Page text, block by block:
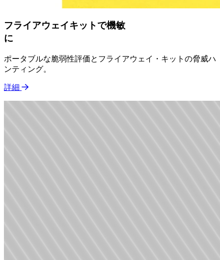
フライアウェイキットで機敏
に
ポータブルな脆弱性評価とフライアウェイ・キットの脅威ハ
ンティング。
詳細